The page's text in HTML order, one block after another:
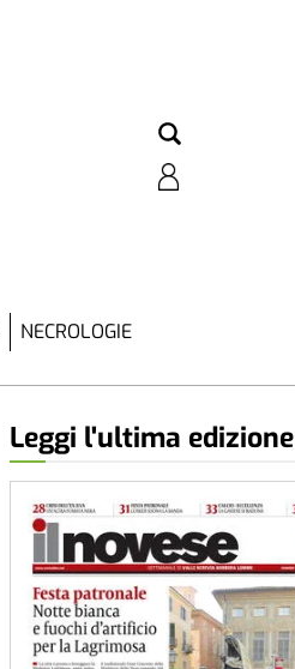
NECROLOGIE
Leggi l'ultima edizione